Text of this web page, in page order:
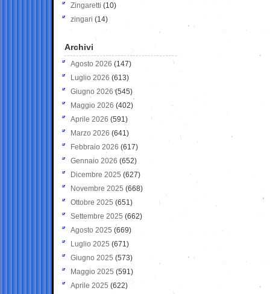
Zingaretti (10)
zingari (14)
Archivi
Agosto 2026 (147)
Luglio 2026 (613)
Giugno 2026 (545)
Maggio 2026 (402)
Aprile 2026 (591)
Marzo 2026 (641)
Febbraio 2026 (617)
Gennaio 2026 (652)
Dicembre 2025 (627)
Novembre 2025 (668)
Ottobre 2025 (651)
Settembre 2025 (662)
Agosto 2025 (669)
Luglio 2025 (671)
Giugno 2025 (573)
Maggio 2025 (591)
Aprile 2025 (622)